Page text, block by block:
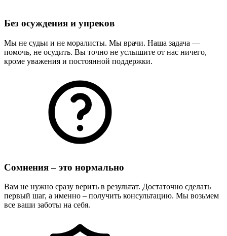
Без осуждения и упреков
Мы не судьи и не моралисты. Мы врачи. Наша задача —
помочь, не осудить. Вы точно не услышите от нас ничего,
кроме уважения и постоянной поддержки.
Сомнения – это нормально
Вам не нужно сразу верить в результат. Достаточно сделать
первый шаг, а именно – получить консультацию. Мы возьмем
все ваши заботы на себя.